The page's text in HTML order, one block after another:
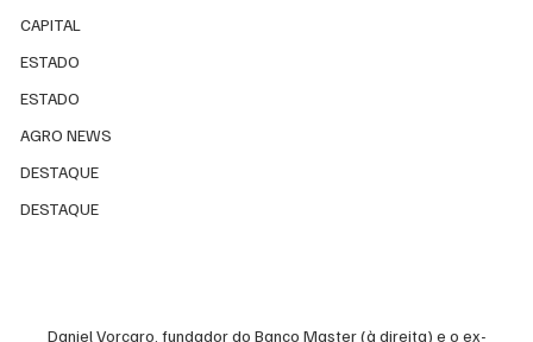
CAPITAL
ESTADO
ESTADO
AGRO NEWS
DESTAQUE
DESTAQUE
Daniel Vorcaro, fundador do Banco Master (à direita) e o ex-